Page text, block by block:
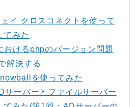
イ クロスコネクトを使って
てみた
おけるphpのバージョン問題
解決する
を使ってみた
サーバーとファイルサーバー